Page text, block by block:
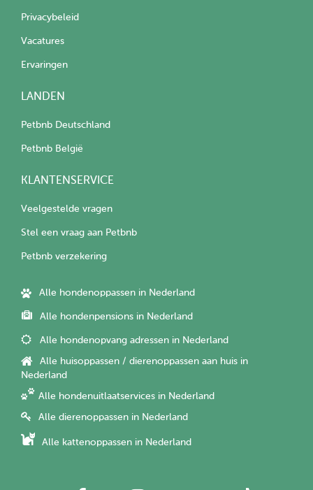
Privacybeleid
Vacatures
Ervaringen
LANDEN
Petbnb Deutschland
Petbnb België
KLANTENSERVICE
Veelgestelde vragen
Stel een vraag aan Petbnb
Petbnb verzekering
Alle hondenoppassen in Nederland
Alle hondenpensions in Nederland
Alle hondenopvang adressen in Nederland
Alle huisoppassen / dierenoppassen aan huis in
Nederland
Alle hondenuitlaatservices in Nederland
Alle dierenoppassen in Nederland
Alle kattenoppassen in Nederland